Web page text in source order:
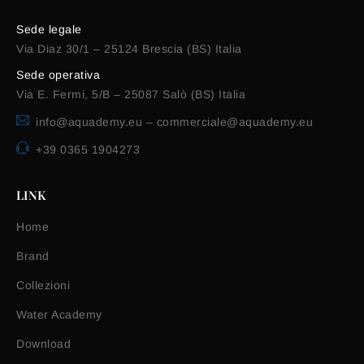
Sede legale
Via Diaz 30/1 – 25124 Brescia (BS) Italia
Sede operativa
Via E. Fermi, 5/B – 25087 Salò (BS) Italia
info@aquademy.eu – commerciale@aquademy.eu
+39 0365 1904273
LINK
Home
Brand
Collezioni
Water Academy
Download